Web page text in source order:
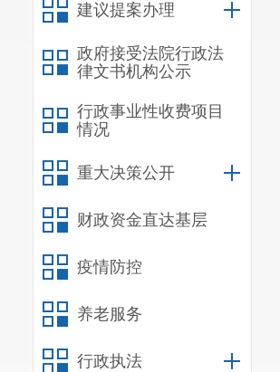
建议提案办理
政府接受法院行政法
律文书机构公示
行政事业性收费项目
情况
重大决策公开
财政资金直达基层
疫情防控
养老服务
行政执法